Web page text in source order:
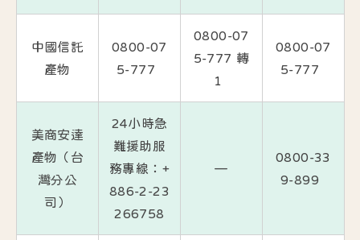
中國信託
產物
0800-07
5-777
0800-07
5-777 轉
1
0800-07
5-777
美商安達
產物（台
灣分公
司）
24小時急
難援助服
務專線：+
886-2-23
266758
—
0800-33
9-899